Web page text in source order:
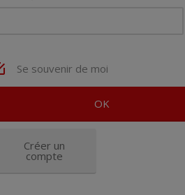
Se souvenir de moi
Créer un
compte